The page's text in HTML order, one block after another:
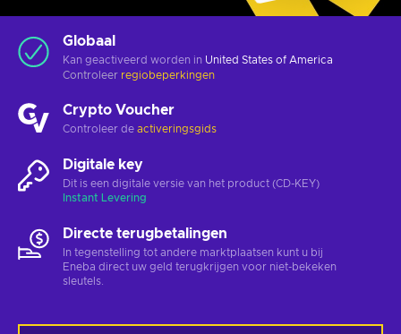
Globaal
Kan geactiveerd worden in United States of America
Controleer regiobeperkingen
Crypto Voucher
Controleer de activeringsgids
Digitale key
Dit is een digitale versie van het product (CD-KEY)
Instant Levering
Directe terugbetalingen
In tegenstelling tot andere marktplaatsen kunt u bij
Eneba direct uw geld terugkrijgen voor niet-bekeken
sleutels.